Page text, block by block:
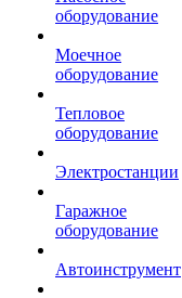
оборудование
Моечное
оборудование
Тепловое
оборудование
Электростанции
Гаражное
оборудование
Автоинструмент